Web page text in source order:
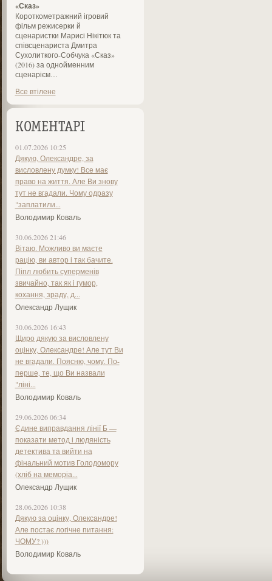
«Сказ»
Короткометражний ігровий
фільм режисерки й
сценаристки Марисі Нікітюк та
співсценариста Дмитра
Сухолиткого-Собчука «Сказ»
(2016) за однойменним
сценарієм…
Все втілене
КОМЕНТАРІ
01.07.2026 10:25
Дякую, Олександре, за
висловлену думку! Все має
право на життя. Але Ви знову
тут не вгадали. Чому одразу
"заплатили...
Володимир Коваль
30.06.2026 21:46
Вітаю. Можливо ви маєте
рацію, ви автор і так бачите.
Піпл любить суперменів
звичайно, так як і гумор,
кохання, зраду, д...
Олександр Лущик
30.06.2026 16:43
Щиро дякую за висловлену
оцінку, Олександре! Але тут Ви
не вгадали. Поясню, чому. По-
перше, те, що Ви назвали
"ліні...
Володимир Коваль
29.06.2026 06:34
Єдине виправдання лінії Б —
показати метод і людяність
детектива та вийти на
фінальний мотив Голодомору
(хліб на меморіа...
Олександр Лущик
28.06.2026 10:38
Дякую за оцінку, Олександре!
Але постає логічне питання:
ЧОМУ? )))
Володимир Коваль